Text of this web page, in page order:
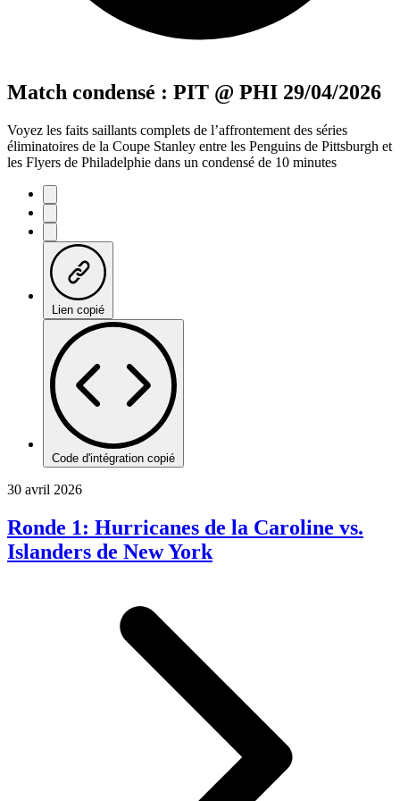
Match condensé : PIT @ PHI 29/04/2026
Voyez les faits saillants complets de l’affrontement des séries
éliminatoires de la Coupe Stanley entre les Penguins de Pittsburgh et
les Flyers de Philadelphie dans un condensé de 10 minutes
Lien copié
Code d'intégration copié
30 avril 2026
Ronde 1: Hurricanes de la Caroline vs.
Islanders de New York